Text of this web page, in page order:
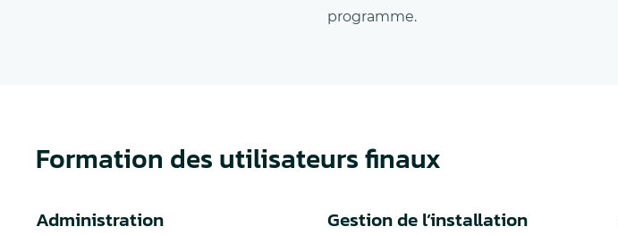
programme.
Formation des utilisateurs finaux
Administration Gestion de l’installation